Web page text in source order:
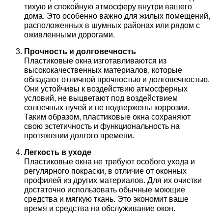
тихую и спокойную атмосферу внутри вашего
дома. Это особенно важно для жилых помещений,
расположенных в шумных районах или рядом с
оживленными дорогами.
Прочность и долговечность
Пластиковые окна изготавливаются из
высококачественных материалов, которые
обладают отличной прочностью и долговечностью.
Они устойчивы к воздействию атмосферных
условий, не выцветают под воздействием
солнечных лучей и не подвержены коррозии.
Таким образом, пластиковые окна сохраняют
свою эстетичность и функциональность на
протяжении долгого времени.
Легкость в уходе
Пластиковые окна не требуют особого ухода и
регулярного покраски, в отличие от оконных
профилей из других материалов. Для их очистки
достаточно использовать обычные моющие
средства и мягкую ткань. Это экономит ваше
время и средства на обслуживание окон.